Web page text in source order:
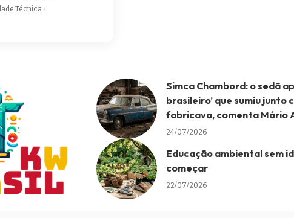
Técnica
Simca Chambord: o sedã
brasileiro’ que sumiu junto
fabricava, comenta Mário
24/07/2026
Educação ambiental sem
começar
22/07/2026